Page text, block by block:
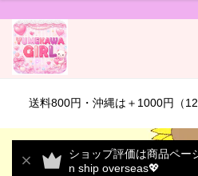
送料800円・沖縄は＋1000円（
ショップ評価は商品ペー
n ship overseas💖